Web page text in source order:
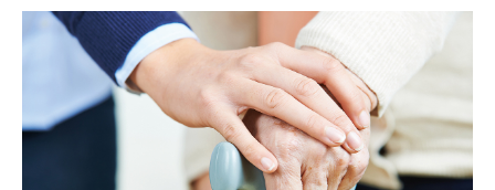
We offer support for our customers
Mon - Fri 8:00am - 5:00pm(GMT +1)
Get in touch